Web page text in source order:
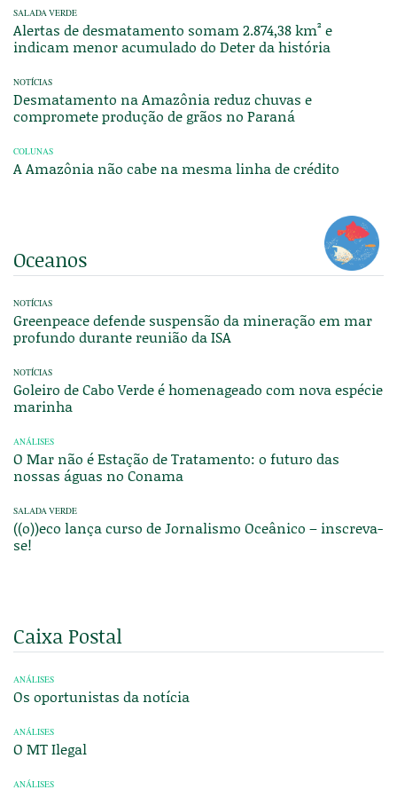
SALADA VERDE
Alertas de desmatamento somam 2.874,38 km² e
indicam menor acumulado do Deter da história
NOTÍCIAS
Desmatamento na Amazônia reduz chuvas e
compromete produção de grãos no Paraná
COLUNAS
A Amazônia não cabe na mesma linha de crédito
Oceanos
NOTÍCIAS
Greenpeace defende suspensão da mineração em mar
profundo durante reunião da ISA
NOTÍCIAS
Goleiro de Cabo Verde é homenageado com nova espécie
marinha
ANÁLISES
O Mar não é Estação de Tratamento: o futuro das
nossas águas no Conama
SALADA VERDE
((o))eco lança curso de Jornalismo Oceânico – inscreva-
se!
Caixa Postal
ANÁLISES
Os oportunistas da notícia
ANÁLISES
O MT Ilegal
ANÁLISES